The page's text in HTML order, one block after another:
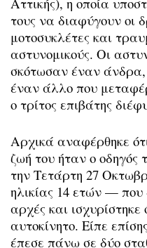
τους να διαφύγουν οι
μοτοσυκλέτες και
αστυνομικούς. Οι
σκότωσαν έναν
έναν άλλο που
ο τρίτος επιβάτης
Αρχικά αναφέρθηκε
ζωή του ήταν ο οδηγός
την Τετάρτη 27
ηλικίας 14 ετών — που
αρχές και ισχυρίστηκε
αυτοκίνητο. Είπε
έπεσε πάνω σε δύο